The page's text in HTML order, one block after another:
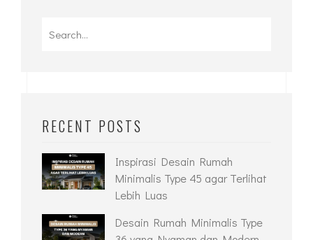
RECENT POSTS
Inspirasi Desain Rumah
Minimalis Type 45 agar Terlihat
Lebih Luas
Desain Rumah Minimalis Type